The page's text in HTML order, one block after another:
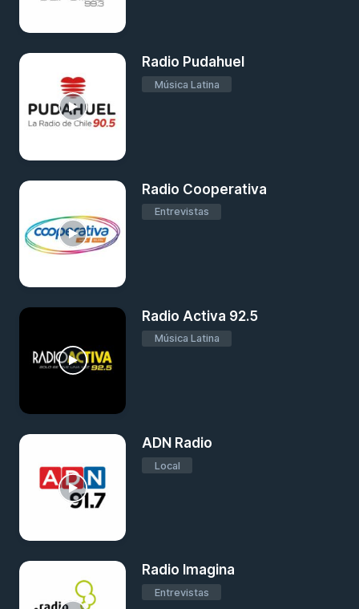
Radio Pudahuel
Música Latina
Radio Cooperativa
Entrevistas
Radio Activa 92.5
Música Latina
ADN Radio
Local
Radio Imagina
Entrevistas